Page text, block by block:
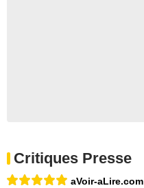
Critiques Presse
aVoir-aLire.com